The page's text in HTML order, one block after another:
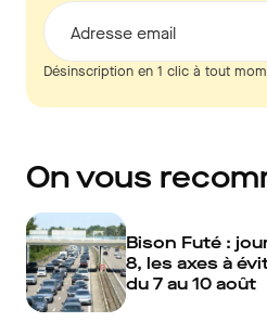
Adresse email
Désinscription en 1 clic à tout
On vous
Bison Futé :
8, les axes à
du 7 au 10 août